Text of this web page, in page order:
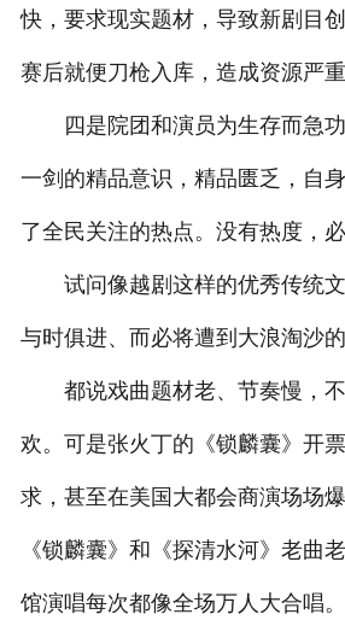
快，要求现实题材，导致新剧目
赛后就便刀枪入库，造成资源严重
四是院团和演员为生存而急功
一剑的精品意识，精品匮乏，自
了全民关注的热点。没有热度，必
试问像越剧这样的优秀传统文
与时俱进、而必将遭到大浪淘沙
都说戏曲题材老、节奏慢，不
欢。可是张火丁的《锁麟囊》开
求，甚至在美国大都会商演场场
《锁麟囊》和《探清水河》老曲
馆演唱每次都像全场万人大合唱